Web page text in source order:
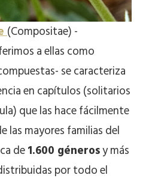
(Compositae) -
a ellas como
se caracteriza
en capítulos (solitarios
que las hace fácilmente
las mayores familias del
de1.600 génerosy más
por todo el